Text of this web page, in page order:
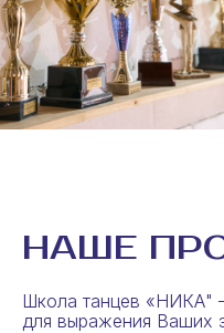
НАШЕ
Школа танцев «НИКА"
для выражения Ваших